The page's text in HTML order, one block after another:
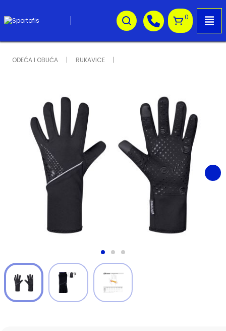
0
ODEĆA I OBUĆA RUKAVICE